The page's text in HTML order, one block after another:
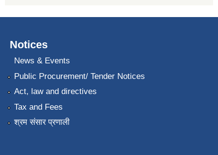
Notices
News & Events
Public Procurement/ Tender Notices
Act, law and directives
Tax and Fees
श्रम संसार प्रणाली